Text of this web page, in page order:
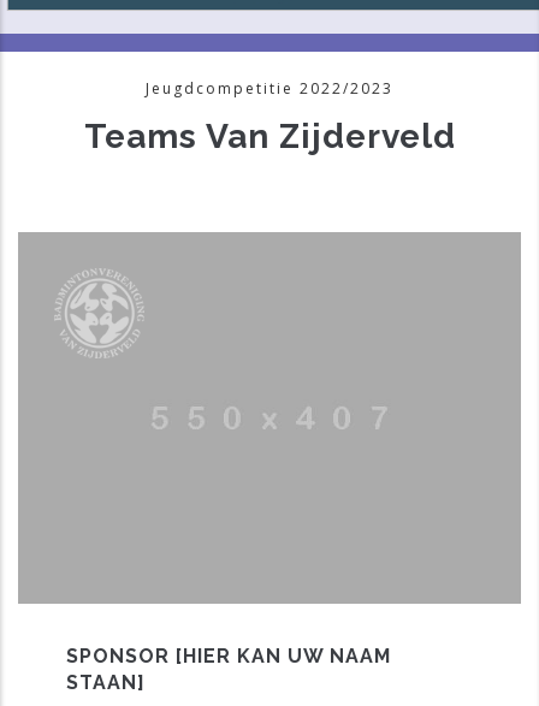
Jeugdcompetitie 2022/2023
Teams Van Zijderveld
SPONSOR [HIER KAN UW NAAM
STAAN]